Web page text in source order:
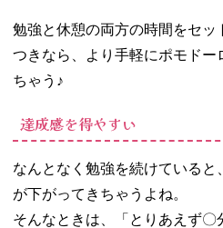
勉強と休憩の両方の時間をセ
つきなら、より手軽にポモドー
ちゃう♪
達成感を得やすい
なんとなく勉強を続けている
が下がってきちゃうよね。
そんなときは、「とりあえず〇